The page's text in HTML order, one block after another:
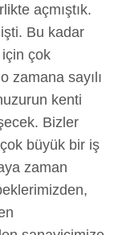
açmıştık.
Bu kadar
çok
zamana sayılı
kenti
Bizler
büyük bir iş
zaman